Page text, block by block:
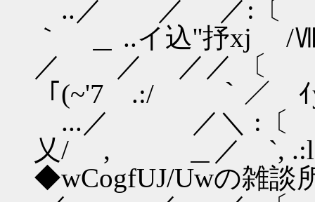
..／ ／
｀ ＿ ..イ込''抒xj /
／ ／ ／
「(~'7 .:/ ｀／ ｲ
...／ ／＼ :
乂/ , ＿
◆wCogfUJ/Uwの雑談